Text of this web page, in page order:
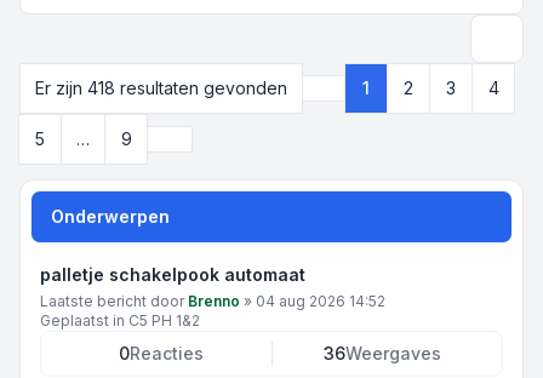
Er zijn 418 resultaten gevonden
Pagina van
1 2 3 4
5 … 9
Onderwerpen
palletje schakelpook automaat
Laatste bericht door Brenno » 04 aug 2026 14:52
Geplaatst in C5 PH 1&2
0Reacties 36Weergaves